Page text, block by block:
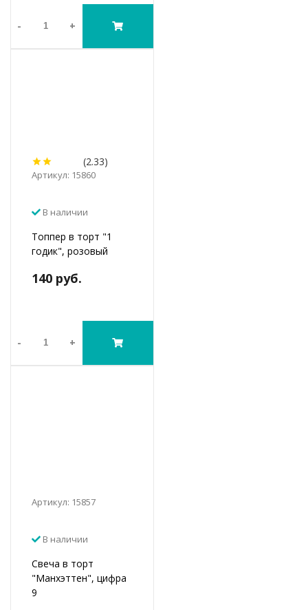
- +
(2.33)
Артикул: 15860
В наличии
Топпер в торт "1
годик", розовый
140 руб.
- +
Артикул: 15857
В наличии
Свеча в торт
"Манхэттен", цифра
9